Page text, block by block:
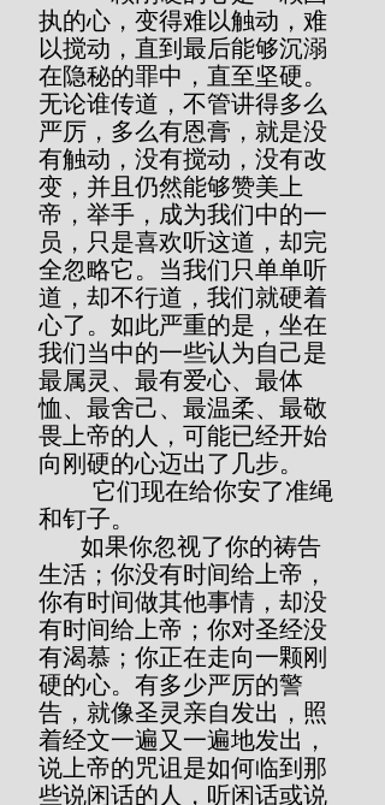
执的心，变得难以触动，难
以搅动，直到最后能够沉溺
在隐秘的罪中，直至坚硬。
无论谁传道，不管讲得多么
严厉，多么有恩膏，就是没
有触动，没有搅动，没有改
变，并且仍然能够赞美上
帝，举手，成为我们中的一
员，只是喜欢听这道，却完
全忽略它。当我们只单单听
道，却不行道，我们就硬着
心了。如此严重的是，坐在
我们当中的一些认为自己是
最属灵、最有爱心、最体
恤、最舍己、最温柔、最敬
畏上帝的人，可能已经开始
向刚硬的心迈出了几步。
它们现在给你安了准绳
和钉子。
如果你忽视了你的祷告
生活；你没有时间给上帝，
你有时间做其他事情，却没
有时间给上帝；你对圣经没
有渴慕；你正在走向一颗刚
硬的心。有多少严厉的警
告，就像圣灵亲自发出，照
着经文一遍又一遍地发出，
说上帝的咒诅是如何临到那
些说闲话的人，听闲话或说